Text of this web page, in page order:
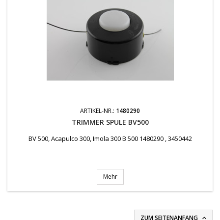
ARTIKEL-NR.: 1480290
TRIMMER SPULE BV500
BV 500, Acapulco 300, Imola 300 B 500 1480290 , 3450442
Mehr
ZUM SEITENANFANG 